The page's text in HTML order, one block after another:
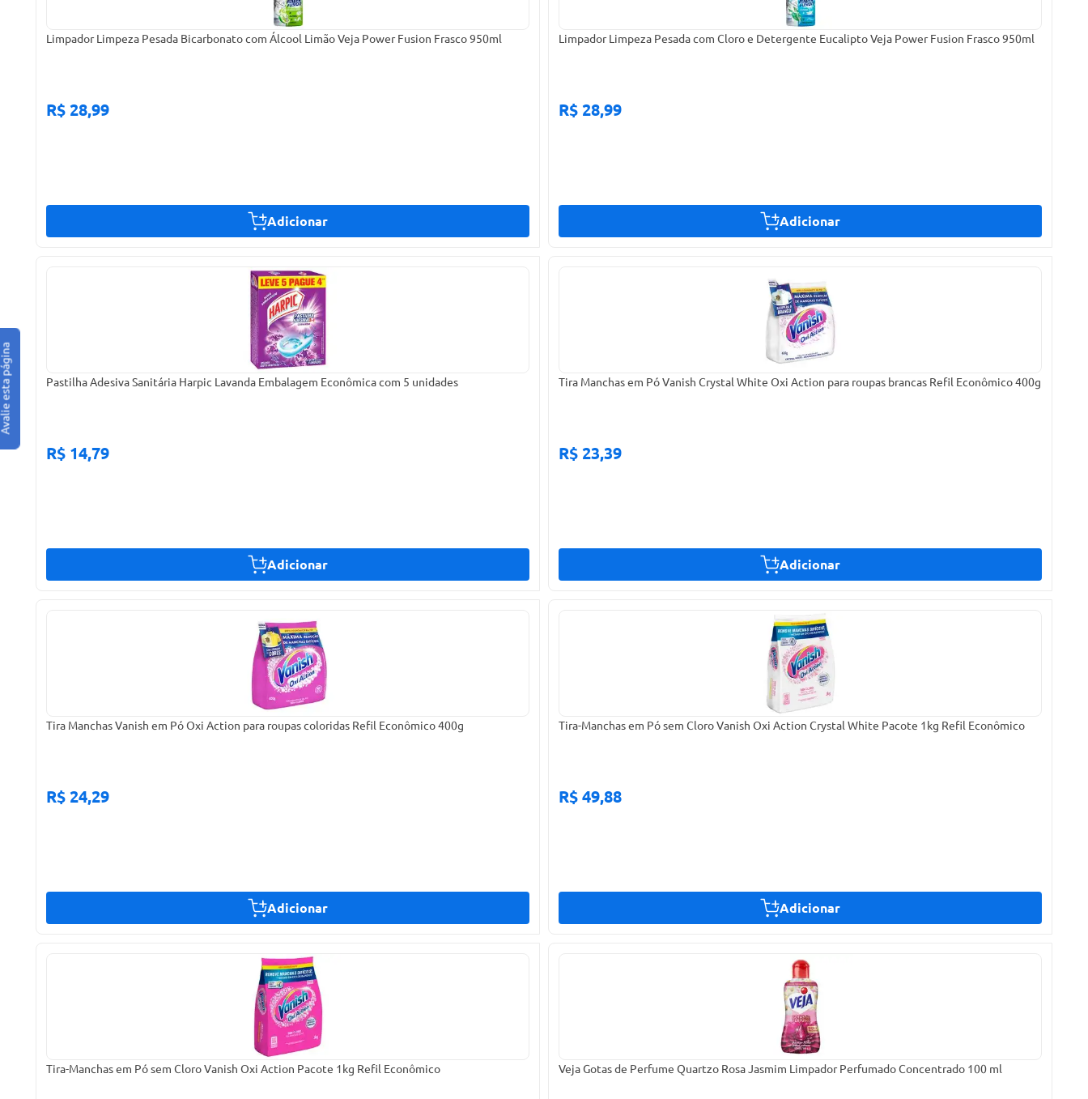
Limpador Limpeza Pesada Bicarbonato com Álcool Limão Veja Power Fusion Frasco 950ml
R$ 28,99
Adicionar
Limpador Limpeza Pesada com Cloro e Detergente Eucalipto Veja Power Fusion Frasco 950ml
R$ 28,99
Adicionar
Pastilha Adesiva Sanitária Harpic Lavanda Embalagem Econômica com 5 unidades
R$ 14,79
Adicionar
Tira Manchas em Pó Vanish Crystal White Oxi Action para roupas brancas Refil Econômico 400g
R$ 23,39
Adicionar
Tira Manchas Vanish em Pó Oxi Action para roupas coloridas Refil Econômico 400g
R$ 24,29
Adicionar
Tira-Manchas em Pó sem Cloro Vanish Oxi Action Crystal White Pacote 1kg Refil Econômico
R$ 49,88
Adicionar
Tira-Manchas em Pó sem Cloro Vanish Oxi Action Pacote 1kg Refil Econômico Veja Gotas de Perfume Quartzo Rosa Jasmim Limpador Perfumado Concentrado 100 ml